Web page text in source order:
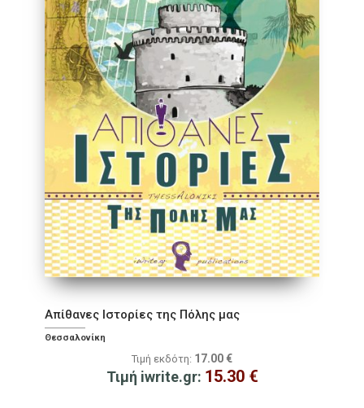
Απίθανες Ιστορίες της Πόλης μας
Θεσσαλονίκη
Τιμή εκδότη: 17.00 €
Τιμή iwrite.gr: 15.30 €